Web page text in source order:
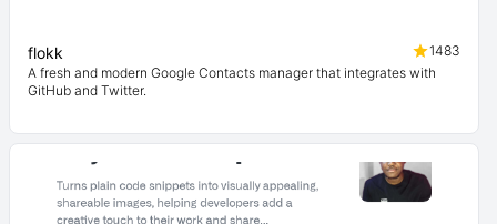
flokk
1483
A fresh and modern Google Contacts manager that integrates with
GitHub and Twitter.